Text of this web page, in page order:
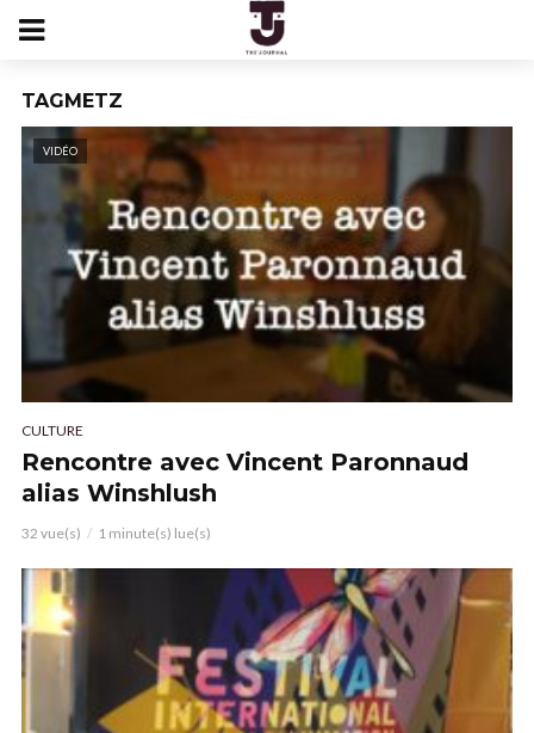
TAGMETZ
VIDÉO
CULTURE
Rencontre avec Vincent Paronnaud
alias Winshlush
32 vue(s) 1 minute(s) lue(s)